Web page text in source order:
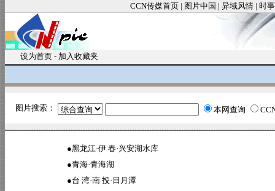
CCN传媒首页 | 图片中国 | 异域风情 | 时
设为首页 - 加入收藏夹
图片搜索： 本网查询
●黑龙江·伊 春·兴安湖水库
●青海·青海湖
●台 湾·南 投·日月潭